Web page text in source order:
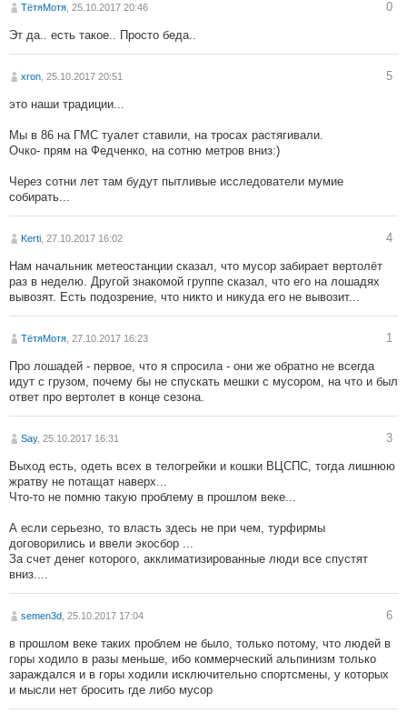
ТётяМотя , 25.10.2017 20:46 0
Эт да.. есть такое.. Просто беда..
xron , 25.10.2017 20:51 5
это наши традиции...
Мы в 86 на ГМС туалет ставили, на тросах растягивали.
Очко- прям на Федченко, на сотню метров вниз:)
Через сотни лет там будут пытливые исследователи мумие
собирать...
Kerti , 27.10.2017 16:02 4
Нам начальник метеостанции сказал, что мусор забирает вертолёт
раз в неделю. Другой знакомой группе сказал, что его на лошадях
вывозят. Есть подозрение, что никто и никуда его не вывозит...
ТётяМотя , 27.10.2017 16:23 1
Про лошадей - первое, что я спросила - они же обратно не всегда
идут с грузом, почему бы не спускать мешки с мусором, на что и был
ответ про вертолет в конце сезона.
Say, 25.10.2017 16:31 3
Выход есть, одеть всех в телогрейки и кошки ВЦСПС, тогда лишнюю
жратву не потащат наверх...
Что-то не помню такую проблему в прошлом веке...
А если серьезно, то власть здесь не при чем, турфирмы
договорились и ввели экосбор ...
За счет денег которого, акклиматизированные люди все спустят
вниз....
semen3d , 25.10.2017 17:04 6
в прошлом веке таких проблем не было, только потому, что людей в
горы ходило в разы меньше, ибо коммерческий альпинизм только
зараждался и в горы ходили исключительно спортсмены, у которых
и мысли нет бросить где либо мусор